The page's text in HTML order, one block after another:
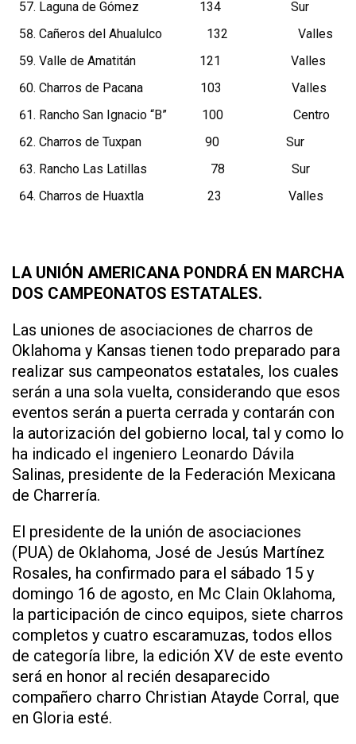
Laguna de Gómez 134 Sur
Cañeros del Ahualulco 132 Valles
Valle de Amatitán 121 Valles
Charros de Pacana 103 Valles
Rancho San Ignacio “B” 100 Centro
Charros de Tuxpan 90 Sur
Rancho Las Latillas 78 Sur
Charros de Huaxtla 23 Valles
LA UNIÓN AMERICANA PONDRÁ EN MARCHA
DOS CAMPEONATOS ESTATALES.
Las uniones de asociaciones de charros de
Oklahoma y Kansas tienen todo preparado para
realizar sus campeonatos estatales, los cuales
serán a una sola vuelta, considerando que esos
eventos serán a puerta cerrada y contarán con
la autorización del gobierno local, tal y como lo
ha indicado el ingeniero Leonardo Dávila
Salinas, presidente de la Federación Mexicana
de Charrería.
El presidente de la unión de asociaciones
(PUA) de Oklahoma, José de Jesús Martínez
Rosales, ha confirmado para el sábado 15 y
domingo 16 de agosto, en Mc Clain Oklahoma,
la participación de cinco equipos, siete charros
completos y cuatro escaramuzas, todos ellos
de categoría libre, la edición XV de este evento
será en honor al recién desaparecido
compañero charro Christian Atayde Corral, que
en Gloria esté.